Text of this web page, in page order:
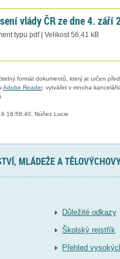
vlády ČR ze dne 4. září
typu pdf | Velikost 56,41 kB
formát dokumentů, který je určen
Adobe Reader, vytvářet v mnoha
16:58:40, Núňez Lucie
MLÁDEŽE A
Důležité odkazy
Školský rejstřík
Přehled